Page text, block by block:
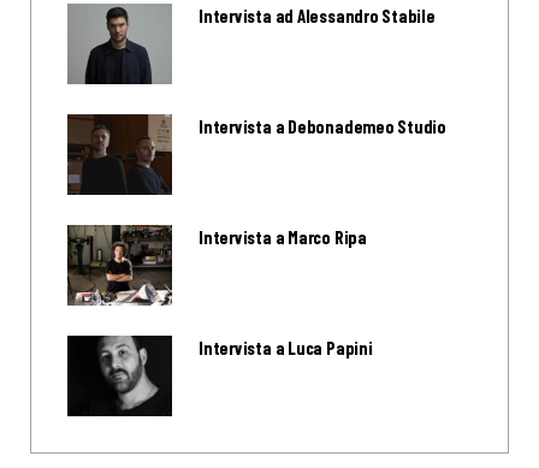
Intervista ad Alessandro Stabile
Intervista a Debonademeo Studio
Intervista a Marco Ripa
Intervista a Luca Papini